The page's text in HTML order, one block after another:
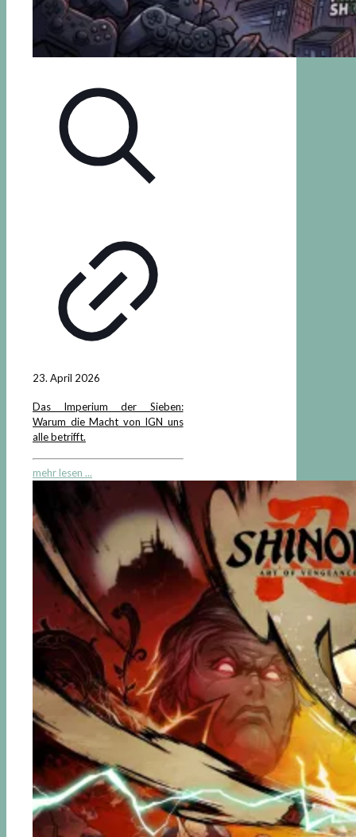
23. April 2026
Das Imperium der Sieben:
Warum die Macht von IGN uns
alle betrifft.
mehr lesen ...